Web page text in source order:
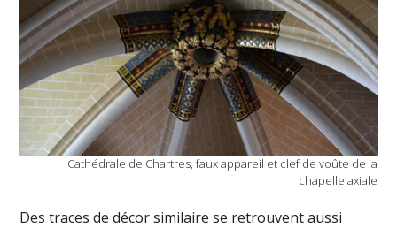
Cathédrale de Chartres, faux appareil et clef de voûte de la
chapelle axiale
Des traces de décor similaire se retrouvent aussi